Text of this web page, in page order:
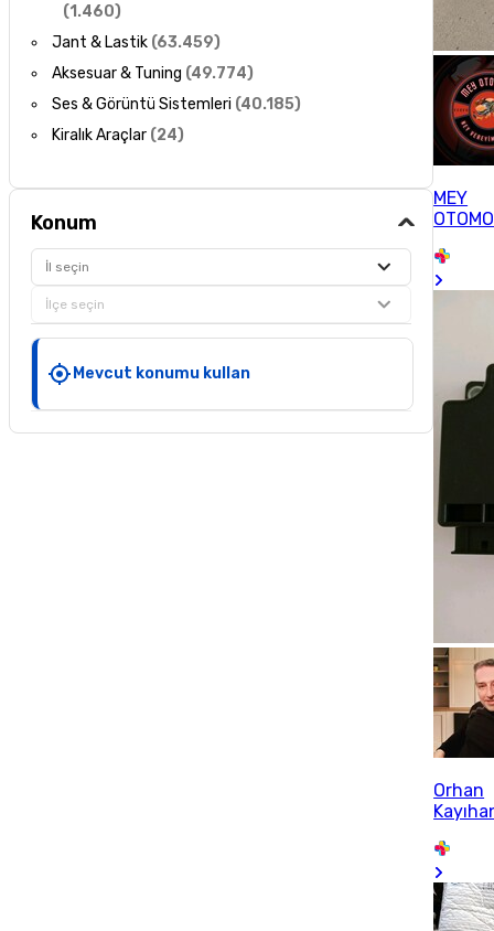
(1.460)
Jant & Lastik (63.459)
Aksesuar & Tuning (49.774)
Ses & Görüntü Sistemleri (40.185)
Kiralık Araçlar (24)
Konum
İl seçin
İlçe seçin
Mevcut konumu kullan
MEY
Orhan